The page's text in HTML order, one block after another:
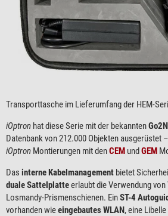
Transporttasche im Lieferumfang der HEM-
iOptron hat diese Serie mit der bekannten
Datenbank von 212.000 Objekten ausgerüstet
iOptron Montierungen mit denCEM undGEM
Das interne Kabelmanagement bietet
duale Sattelplatteerlaubt die Verwendung
Losmandy-Prismenschienen. EinST-4
vorhanden wieeingebautes WLAN, eine